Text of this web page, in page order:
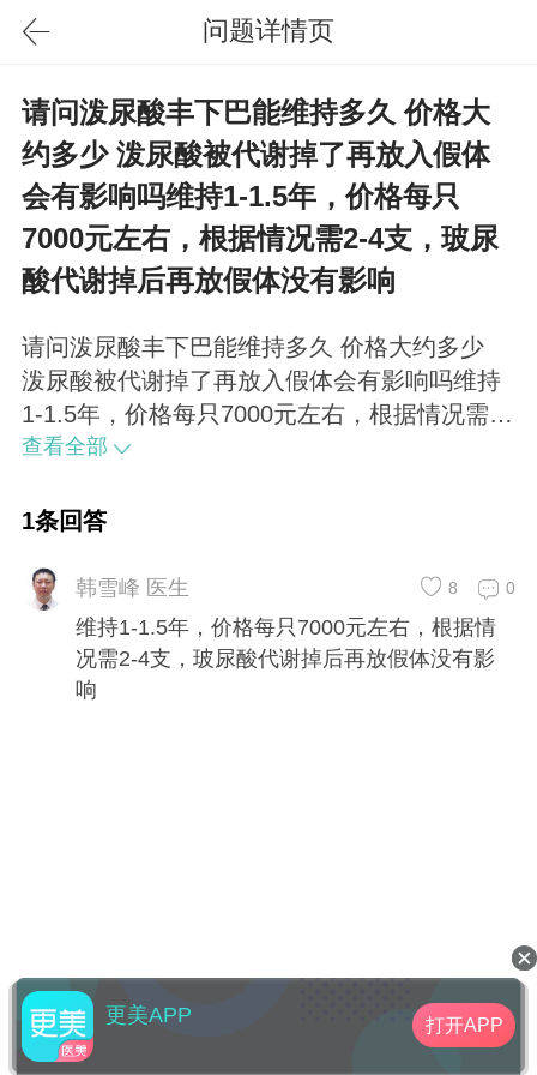
问题详情页
请问泼尿酸丰下巴能维持多久 价格大
约多少 泼尿酸被代谢掉了再放入假体
会有影响吗维持1-1.5年，价格每只
7000元左右，根据情况需2-4支，玻尿
酸代谢掉后再放假体没有影响
请问泼尿酸丰下巴能维持多久 价格大约多少
泼尿酸被代谢掉了再放入假体会有影响吗维持
1-1.5年，价格每只7000元左右，根据情况需2-
4支，玻尿酸代谢掉后再放假体没有影响
查看全部
1条回答
韩雪峰 医生 0
8
维持1-1.5年，价格每只7000元左右，根据情
况需2-4支，玻尿酸代谢掉后再放假体没有影
响
更美APP 打开APP